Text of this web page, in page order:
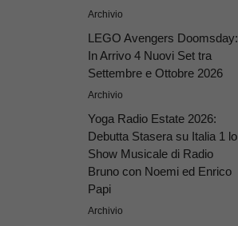
Archivio
LEGO Avengers Doomsday:
In Arrivo 4 Nuovi Set tra
Settembre e Ottobre 2026
Archivio
Yoga Radio Estate 2026:
Debutta Stasera su Italia 1 lo
Show Musicale di Radio
Bruno con Noemi ed Enrico
Papi
Archivio